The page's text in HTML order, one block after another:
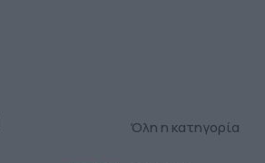
Όλη η κατηγορία